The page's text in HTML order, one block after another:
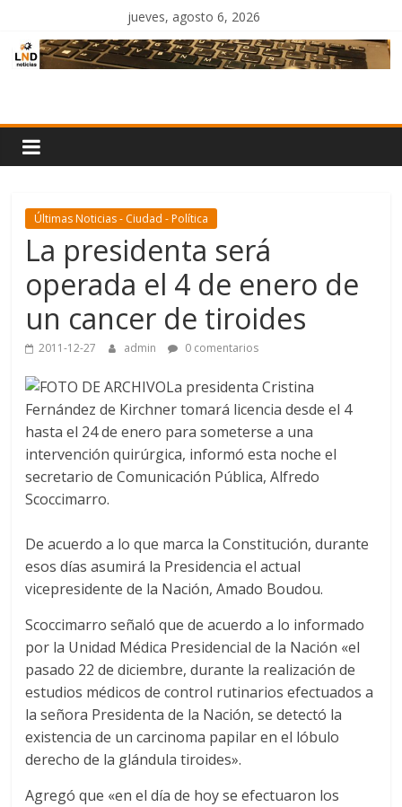
contenido
jueves, agosto 6, 2026
Noticias
Últimas Noticias - Ciudad - Política
La presidenta será
operada el 4 de enero de
un cancer de tiroides
2011-12-27 admin 0 comentarios
La presidenta Cristina
Fernández de Kirchner tomará licencia desde el 4
hasta el 24 de enero para someterse a una
intervención quirúrgica, informó esta noche el
secretario de Comunicación Pública, Alfredo
Scoccimarro.
De acuerdo a lo que marca la Constitución, durante
esos días asumirá la Presidencia el actual
vicepresidente de la Nación, Amado Boudou.
Scoccimarro señaló que de acuerdo a lo informado
por la Unidad Médica Presidencial de la Nación «el
pasado 22 de diciembre, durante la realización de
estudios médicos de control rutinarios efectuados a
la señora Presidenta de la Nación, se detectó la
existencia de un carcinoma papilar en el lóbulo
derecho de la glándula tiroides».
Agregó que «en el día de hoy se efectuaron los